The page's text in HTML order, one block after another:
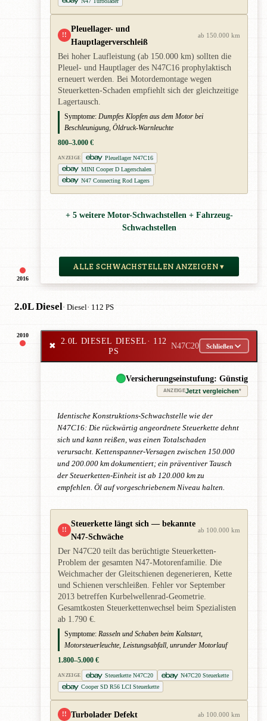
2016
!!
Pleuellager- und
Hauptlagerverschleiß
ab 150.000 km
Bei hoher Laufleistung (ab 150.000 km) sollten die
Pleuel- und Hauptlager des N47C16 prophylaktisch
erneuert werden. Bei Motordemontage wegen
Steuerketten-Schaden empfiehlt sich der gleichzeitige
Lagertausch.
Symptome: Dumpfes Klopfen aus dem Motor bei
Beschleunigung, Öldruck-Warnleuchte
800–3.000 €
ANZEIGE
Pleuellager N47C16
MINI Cooper D Lagerschalen
N47 Connecting Rod Lagers
+ 5 weitere Motor-Schwachstellen + Fahrzeug-
Schwachstellen
ALLE SCHWACHSTELLEN ANZEIGEN ▾
2.0L Diesel· Diesel· 112 PS
2010
✖
2.0L DIESEL DIESEL· 112
PS
N47C20 Schließen
Versicherungseinstufung: Günstig
ANZEIGEJetzt vergleichen*
Identische Konstruktions-Schwachstelle wie der
N47C16: Die rückwärtig angeordnete Steuerkette dehnt
sich und kann reißen, was einen Totalschaden
verursacht. Kettenspanner-Versagen zwischen 150.000
und 200.000 km dokumentiert; ein präventiver Tausch
der Steuerketten-Einheit ist ab 120.000 km zu
empfehlen. Öl auf vorgeschriebenem Niveau halten.
!!
Steuerkette längt sich — bekannte
N47-Schwäche
ab 100.000 km
Der N47C20 teilt das berüchtigte Steuerketten-
Problem der gesamten N47-Motorenfamilie. Die
Weichmacher der Gleitschienen degenerieren, Kette
und Schienen verschleißen. Fehler vor September
2013 betreffen Kurbelwellenrad-Geometrie.
Gesamtkosten Steuerkettenwechsel beim Spezialisten
ab 1.790 €.
Symptome: Rasseln und Schaben beim Kaltstart,
Motorsteuerleuchte, Leistungsabfall, unrunder Motorlauf
1.800–5.000 €
ANZEIGE Steuerkette N47C20
N47C20 Steuerkette
Cooper SD R56 LCI Steuerkette
!! Turbolader Defekt ab 100.000 km